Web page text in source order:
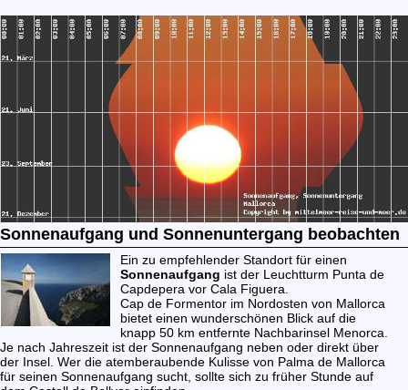
Sonnenaufgang und Sonnenuntergang beobachten
Ein zu empfehlender Standort für einen
Sonnenaufgang ist der Leuchtturm Punta de
Capdepera vor Cala Figuera.
Cap de Formentor im Nordosten von Mallorca
bietet einen wunderschönen Blick auf die
knapp 50 km entfernte Nachbarinsel Menorca.
Je nach Jahreszeit ist der Sonnenaufgang neben oder direkt über
der Insel. Wer die atemberaubende Kulisse von Palma de Mallorca
für seinen Sonnenaufgang sucht, sollte sich zu früher Stunde auf